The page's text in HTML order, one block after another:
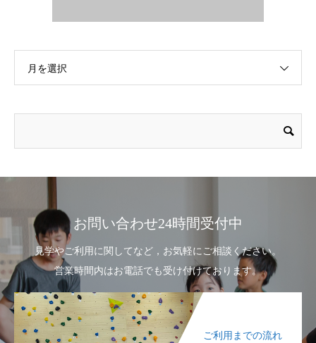
月を選択
お問い合わせ24時間受付中
見学やご利用に関してなど，お気軽にご相談ください。
営業時間内はお電話でも受け付けております。
ご利用までの流れ